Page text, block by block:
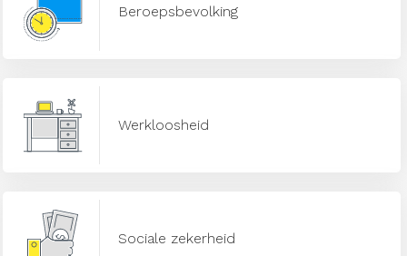
Beroepsbevolking
Werkloosheid
Sociale zekerheid